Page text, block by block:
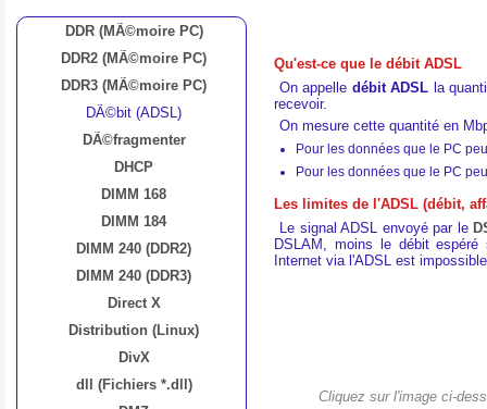
DDR (MÃ©moire PC)
DDR2 (MÃ©moire PC)
DDR3 (MÃ©moire PC)
DÃ©bit (ADSL)
DÃ©fragmenter
DHCP
DIMM 168
DIMM 184
DIMM 240 (DDR2)
DIMM 240 (DDR3)
Direct X
Distribution (Linux)
DivX
dll (Fichiers *.dll)
Qu'est-ce que le débit ADSL
On appelle débit ADSL la
recevoir.
On mesure cette quantité en
Pour les données que le PC
Pour les données que le PC
Les limites de l'ADSL (débit,
Le signal ADSL envoyé par le
DSLAM, moins le débit
Internet via l'ADSL est
Cliquez sur l'image ci-